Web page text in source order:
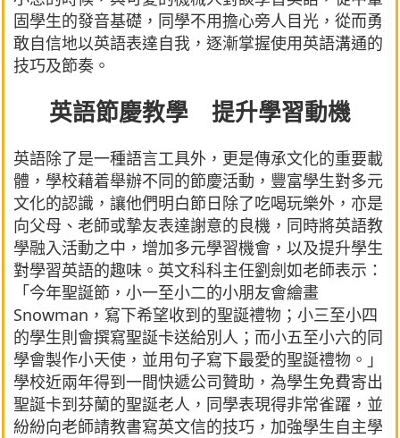
固學生的發音基礎，同學不用擔心旁人目光，從而勇
敢自信地以英語表達自我，逐漸掌握使用英語溝通的
技巧及節奏。
英語節慶教學 提升學習動機
英語除了是一種語言工具外，更是傳承文化的重要載
體，學校藉着舉辦不同的節慶活動，豐富學生對多元
文化的認識，讓他們明白節日除了吃喝玩樂外，亦是
向父母、老師或摯友表達謝意的良機，同時將英語教
學融入活動之中，增加多元學習機會，以及提升學生
對學習英語的趣味。英文科科主任劉劍如老師表示：
「今年聖誕節，小一至小二的小朋友會繪畫
Snowman，寫下希望收到的聖誕禮物；小三至小四
的學生則會撰寫聖誕卡送給別人；而小五至小六的同
學會製作小天使，並用句子寫下最愛的聖誕禮物。」
學校近兩年得到一間快遞公司贊助，為學生免費寄出
聖誕卡到芬蘭的聖誕老人，同學表現得非常雀躍，並
紛紛向老師請教書寫英文信的技巧，加強學生自主學